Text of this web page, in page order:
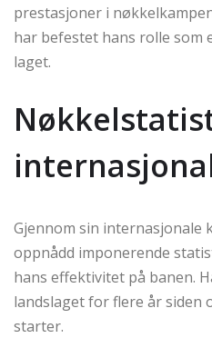
prestasjoner i
har befestet hans rolle som
laget.
Gjennom sin internasjonale
oppnådd imponerende
hans effektivitet på banen.
landslaget for flere år siden
starter.